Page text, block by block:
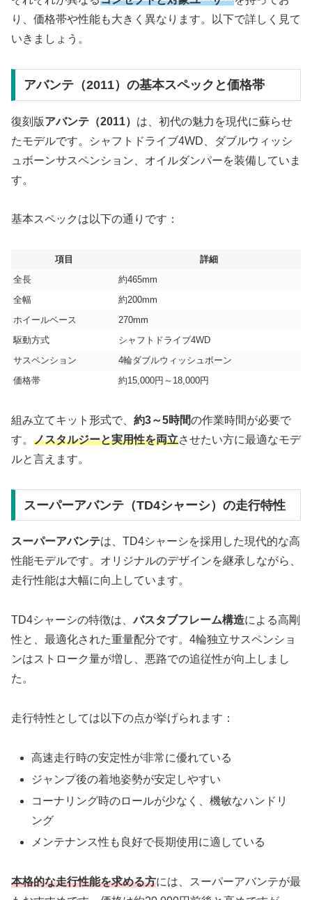
り、価格帯や性能も大きく異なります。以下で詳しく見て
いきましょう。
アバンテ（2011）の基本スペックと価格帯
復刻版アバンテ（2011） は、初代の魅力を現代に蘇らせ
たモデルです。シャフトドライブ4WD、ダブルウィッシ
ュボーンサスペンション、オイルダンパーを装備していま
す。
基本スペックは以下の通りです：
項目
詳細
全長
約465mm
全幅
約200mm
ホイールベース
270mm
駆動方式
シャフトドライブ4WD
サスペンション
4輪ダブルウィッシュボーン
価格帯
約15,000円～18,000円
組み立てキット形式で、 約3～5時間の作業時間が必要で
す。 ノスタルジーと実用性を両立させたい方に最適なモデ
ルと言えます。
スーパーアバンテ（TD4シャーシ）の走行特性
スーパーアバンテは、TD4シャーシを採用した現代的な高
性能モデルです。オリジナルのデザインを継承しながら、
走行性能は大幅に向上しています。
TD4シャーシの特徴は、バスタブフレーム構造による高剛
性と、最適化された重量配分です。4輪独立サスペンショ
ンはストローク量が増し、悪路での追従性が向上しまし
た。
走行特性としては以下の点が挙げられます：
高速走行時の安定性が非常に優れている
ジャンプ後の着地姿勢が安定しやすい
コーナリング時のロールが少なく、機敏なハンドリ
ング
メンテナンス性も良好で長期使用に適している
本格的な走行性能を求める方には、スーパーアバンテが最